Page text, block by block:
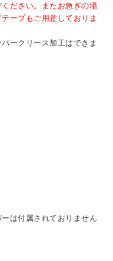
ださい。またお急ぎの場
ープもご用意しておりま
ークリース加工はできま
は付属されておりません